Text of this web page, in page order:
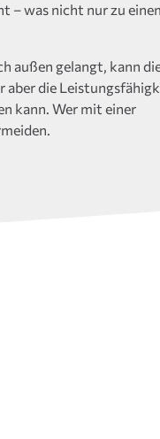
– was nicht nur zu
außen gelangt, kann
aber die
kann. Wer mit einer